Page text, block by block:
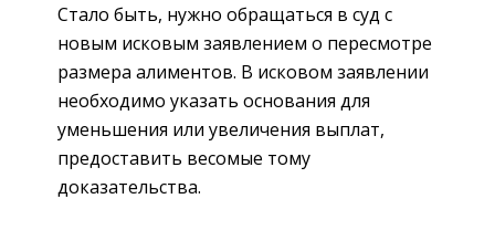
Стало быть, нужно обращаться в суд с
новым исковым заявлением о пересмотре
размера алиментов. В исковом заявлении
необходимо указать основания для
уменьшения или увеличения выплат,
предоставить весомые тому
доказательства.